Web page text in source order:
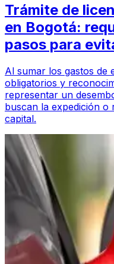
Trámite de
en Bogotá:
pasos para
Al sumar los gastos de
obligatorios y
representar un
buscan la expedición o
capital.